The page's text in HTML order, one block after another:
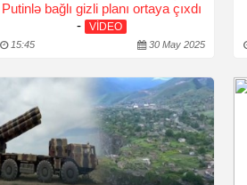
Putinlə bağlı gizli planı ortaya çıxdı
-
VİDEO
15:45 30 May 2025